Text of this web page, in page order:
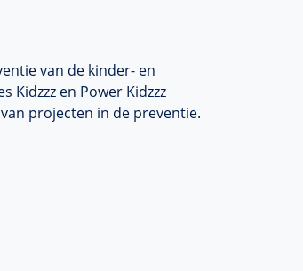
van de kinder- en
Kidzzz en Power Kidzzz
projecten in de preventie.